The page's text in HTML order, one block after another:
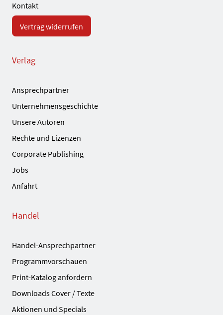
Kontakt
Vertrag widerrufen
Verlag
Ansprechpartner
Unternehmensgeschichte
Unsere Autoren
Rechte und Lizenzen
Corporate Publishing
Jobs
Anfahrt
Handel
Handel-Ansprechpartner
Programmvorschauen
Print-Katalog anfordern
Downloads Cover / Texte
Aktionen und Specials